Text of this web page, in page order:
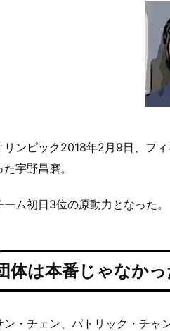
リンピック2018年2月9日、フ
宇野昌磨。
ーム初日3位の原動力となった。
体は本番じゃなかっ
ン・チェン、パトリック・チャ